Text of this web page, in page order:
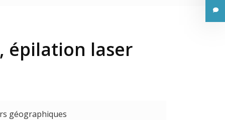
épilation laser
géographiques